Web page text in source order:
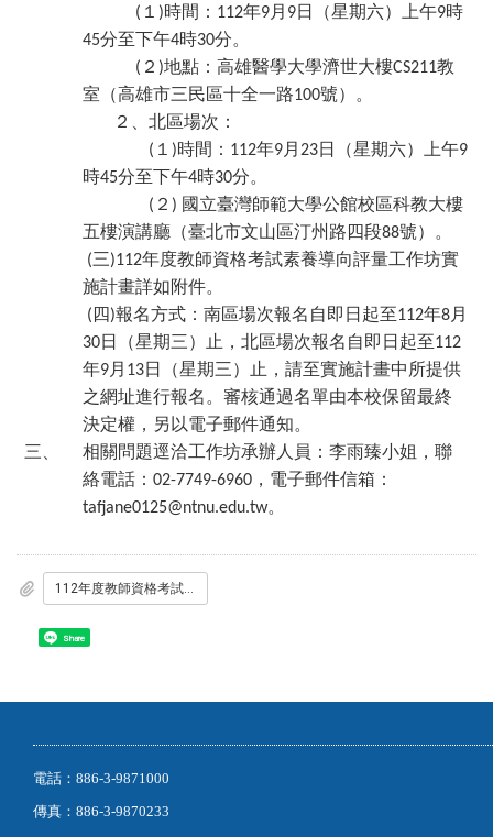
( １ )時間： 112年9月 9日（星期六）上午9時
45分至下午4時30分。
( ２ )地點：高雄醫學大學濟世大樓CS211教
室（高雄市三民區十全一路100號）。
２、北區場次：
( １ )時間： 112年9月 23日（星期六）上午9
時45分至下午4時30分。
( ２ ) 國立臺灣師範大學公館校區科教大樓
五樓演講廳（臺北市文山區汀州路四段88號）。
(三)112年度教師資格考試素養導向評量工作坊實
施計畫詳如附件。
( 四)報名方式：南區場次報名自即日起至112年8月
30日（星期三）止，北區場次報名自即日起至112
年9月 13日（星期三）止，請至實施計畫中所提供
之網址進行報名。審核通過名單由本校保留最終
決定權，另以電子郵件通知。
三、
相關問題逕洽工作坊承辦人員：李雨臻小姐，聯
絡電話： 02-7749-6960 ，電子郵件信箱：
tafjane0125@ntnu.edu.tw。
112年度教師資格考試素養導向評量工作坊實施計畫.pdf
Share
電話：886-3-9871000
傳真：886-3-9870233